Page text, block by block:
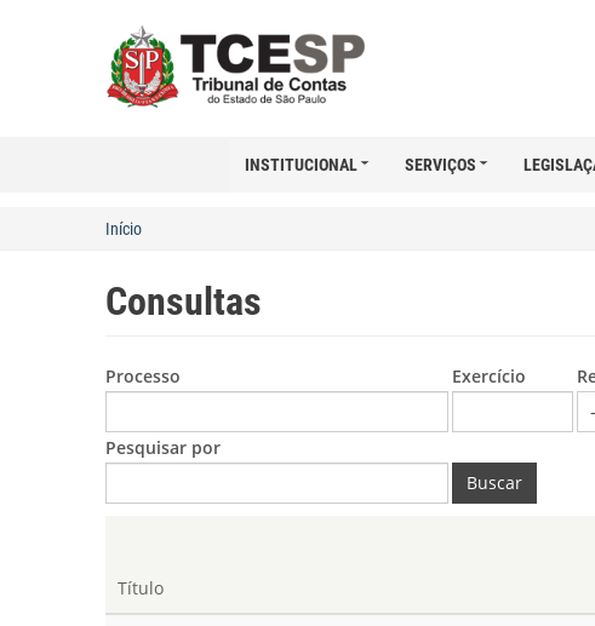
INSTITUCIONAL SERVIÇOS
Início
Consultas
Processo Exercício
Pesquisar por
Buscar
Título